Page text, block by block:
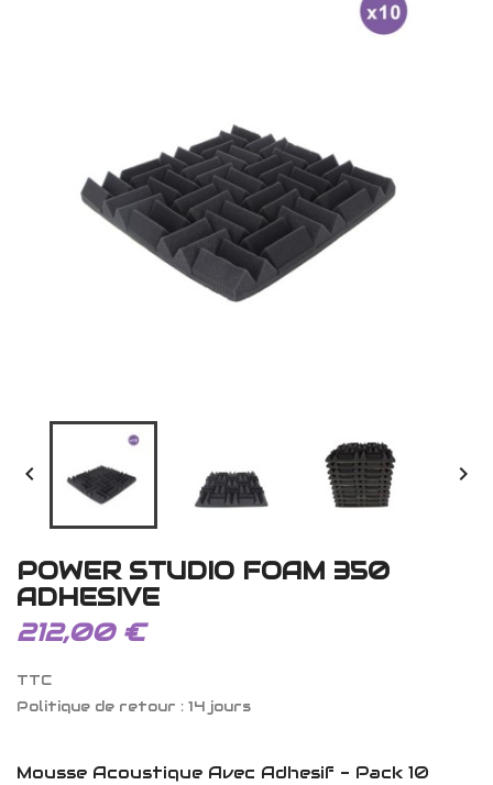
 
POWER STUDIO FOAM 350
ADHESIVE
212,00 €
TTC
Politique de retour : 14 jours
Mousse Acoustique Avec Adhesif - Pack 10